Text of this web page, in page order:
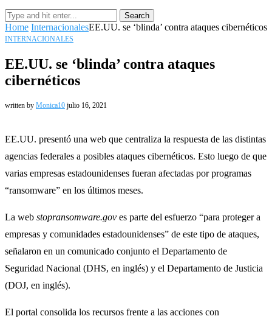
Search
Home InternacionalesEE.UU. se ‘blinda’ contra ataques cibernéticos
INTERNACIONALES
EE.UU. se ‘blinda’ contra ataques
cibernéticos
written by Monica10 julio 16, 2021
EE.UU. presentó una web que centraliza la respuesta de las distintas
agencias federales a posibles ataques cibernéticos. Esto luego de que
varias empresas estadounidenses fueran afectadas por programas
“ransomware” en los últimos meses.
La web stopransomware.gov es parte del esfuerzo “para proteger a
empresas y comunidades estadounidenses” de este tipo de ataques,
señalaron en un comunicado conjunto el Departamento de
Seguridad Nacional (DHS, en inglés) y el Departamento de Justicia
(DOJ, en inglés).
El portal consolida los recursos frente a las acciones con